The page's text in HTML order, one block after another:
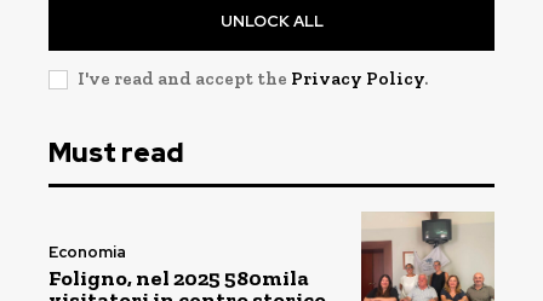
UNLOCK ALL
I've read and accept the Privacy Policy.
Must read
Economia
Foligno, nel 2025 580mila